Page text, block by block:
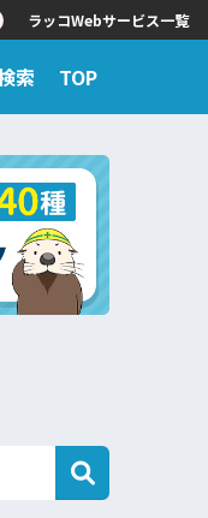
ラッコWebサービス一覧
索 TOP